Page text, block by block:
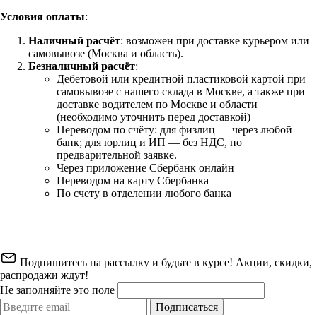
Условия оплаты:
Наличный расчёт: возможен при доставке курьером или
самовывозе (Москва и область).
Безналичный расчёт:
Дебетовой или кредитной пластиковой картой при
самовывозе с нашего склада в Москве, а также при
доставке водителем по Москве и области
(необходимо уточнить перед доставкой)
Переводом по счёту: для физлиц — через любой
банк; для юрлиц и ИП — без НДС, по
предварительной заявке.
Через приложение Сбербанк онлайн
Переводом на карту Сбербанка
По счету в отделении любого банка
Подпишитесь на рассылку и будьте в курсе! Акции, скидки,
распродажи ждут!
Не заполняйте это поле
Подписаться